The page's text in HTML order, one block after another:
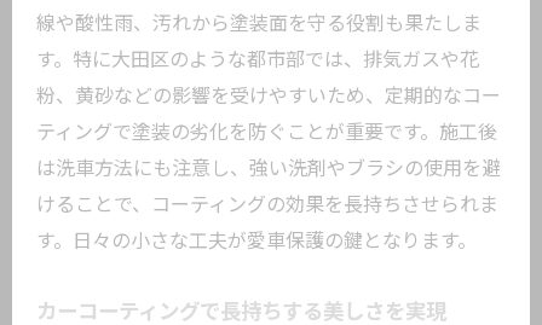
線や酸性雨、汚れから塗装面を守る役割も果たしま
す。特に大田区のような都市部では、排気ガスや花
粉、黄砂などの影響を受けやすいため、定期的なコー
ティングで塗装の劣化を防ぐことが重要です。施工後
は洗車方法にも注意し、強い洗剤やブラシの使用を避
けることで、コーティングの効果を長持ちさせられま
す。日々の小さな工夫が愛車保護の鍵となります。
カーコーティングで長持ちする美しさを実現